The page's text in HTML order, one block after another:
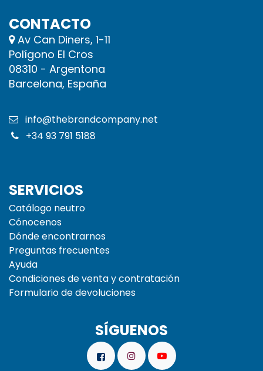
CONTACTO
Av Can Diners, 1-11
Polígono El Cros
08310 - Argentona
Barcelona, España
info@thebrandcompany.net
+34 93 791 5188
SERVICIOS
Catálogo neutro
Cónocenos
Dónde encontrarnos
Preguntas frecuentes
Ayuda
Condiciones de venta y contratación
Formulario de devoluciones
SÍGUENOS